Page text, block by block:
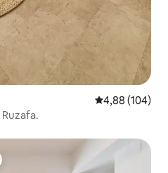
Calificación
4,88 (104)